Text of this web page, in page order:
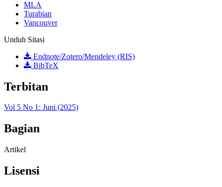
MLA
Turabian
Vancouver
Unduh Sitasi
Endnote/Zotero/Mendeley (RIS)
BibTeX
Terbitan
Vol 5 No 1: Juni (2025)
Bagian
Artikel
Lisensi